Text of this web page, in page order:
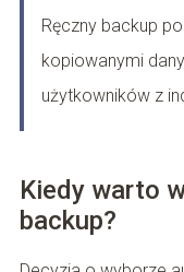
Ręczny backup
kopiowanymi
użytkowników z
Kiedy warto
backup?